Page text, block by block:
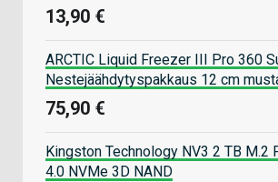
13,90 €
ARCTIC Liquid Freezer III Pro 360
Nestejäähdytyspakkaus 12 cm
75,90 €
Kingston Technology NV3 2 TB M.2
4.0 NVMe 3D NAND